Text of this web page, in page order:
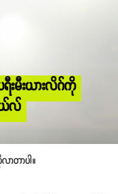
းမီးယားလိဂ်ကို
ယ်လ်
ာတာပါ။